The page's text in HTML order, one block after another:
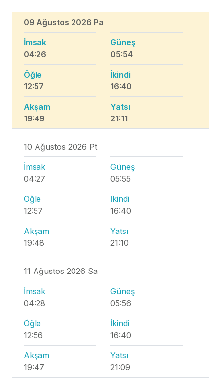
09 Ağustos 2026 Pa
İmsak
04:26
Güneş
05:54
Öğle
12:57
İkindi
16:40
Akşam
19:49
Yatsı
21:11
10 Ağustos 2026 Pt
İmsak
04:27
Güneş
05:55
Öğle
12:57
İkindi
16:40
Akşam
19:48
Yatsı
21:10
11 Ağustos 2026 Sa
İmsak
04:28
Güneş
05:56
Öğle
12:56
İkindi
16:40
Akşam
19:47
Yatsı
21:09